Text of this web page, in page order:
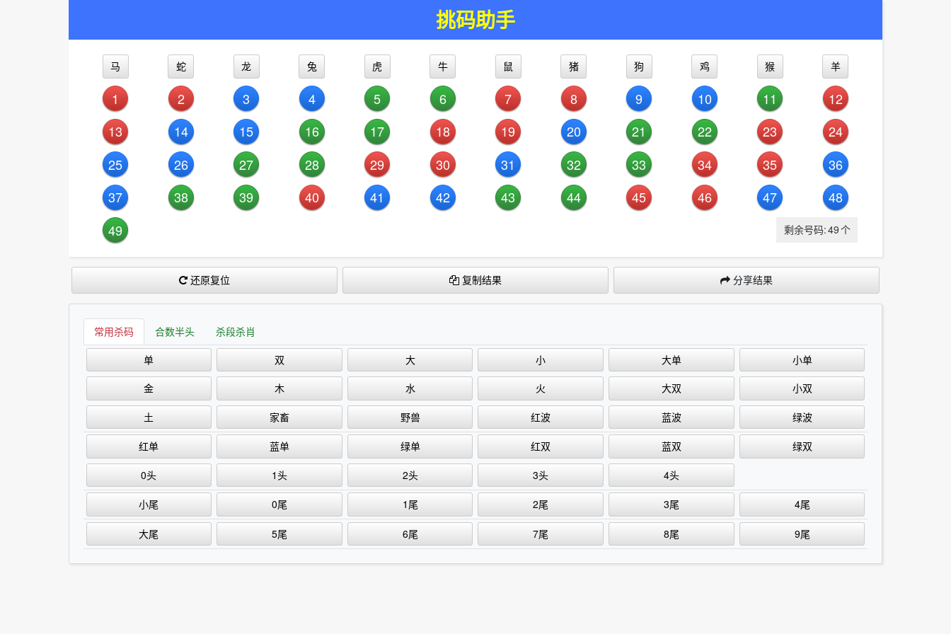
挑码助手
马 蛇 龙 兔 虎 牛 鼠 猪 狗 鸡 猴 羊
1 2 3 4 5 6 7 8 9 10 11
12
13
14 15 16 17 18 19 20 21 22 23
24
25
26 27 28 29 30 31 32 33 34 35
36
37
38 39 40 41 42 43 44 45 46 47
48
49
剩余号码:49个
还原复位 复制结果 分享结果
常用杀码 合数半头
杀段杀肖
单
双 大 小 大单 小单
金 木 水 火 大双 小双
土 家畜 野兽 红波 蓝波 绿波
红单 蓝单 绿单 红双 蓝双 绿双
0头 1头 2头 3头 4头
小尾 0尾 1尾 2尾 3尾 4尾
大尾 5尾 6尾 7尾 8尾 9尾